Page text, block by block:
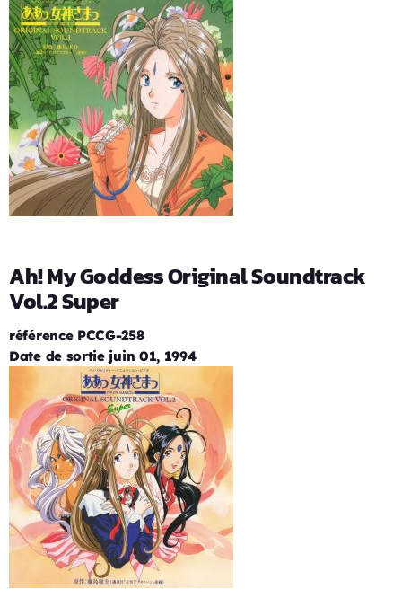
Ah! My Goddess Original Soundtrack
Vol.2 Super
référence PCCG-258
Date de sortie juin 01, 1994